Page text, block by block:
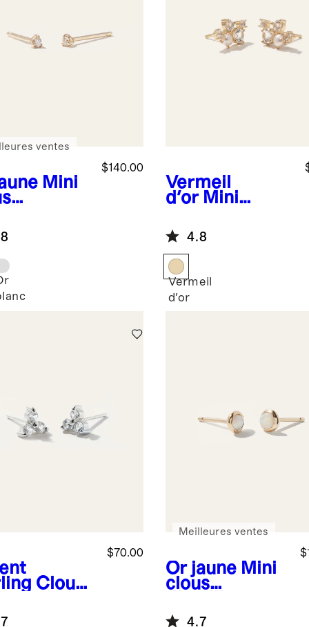
Mini
carats
diamants
$140.00
ventes
Vermeil
d'or Mini
d’oreilles
grimpantes
scintillantes à
topaz et à
perle
4.8
Vermeil
d'or
Clous
blanc
$70.00
Or jaune Mini
clous
or 14 carats à
Meilleures ventes
4.7